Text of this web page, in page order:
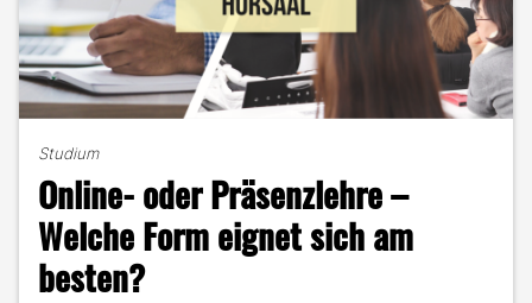
Studium
Online- oder Präsenzlehre –
Welche Form eignet sich am
besten?